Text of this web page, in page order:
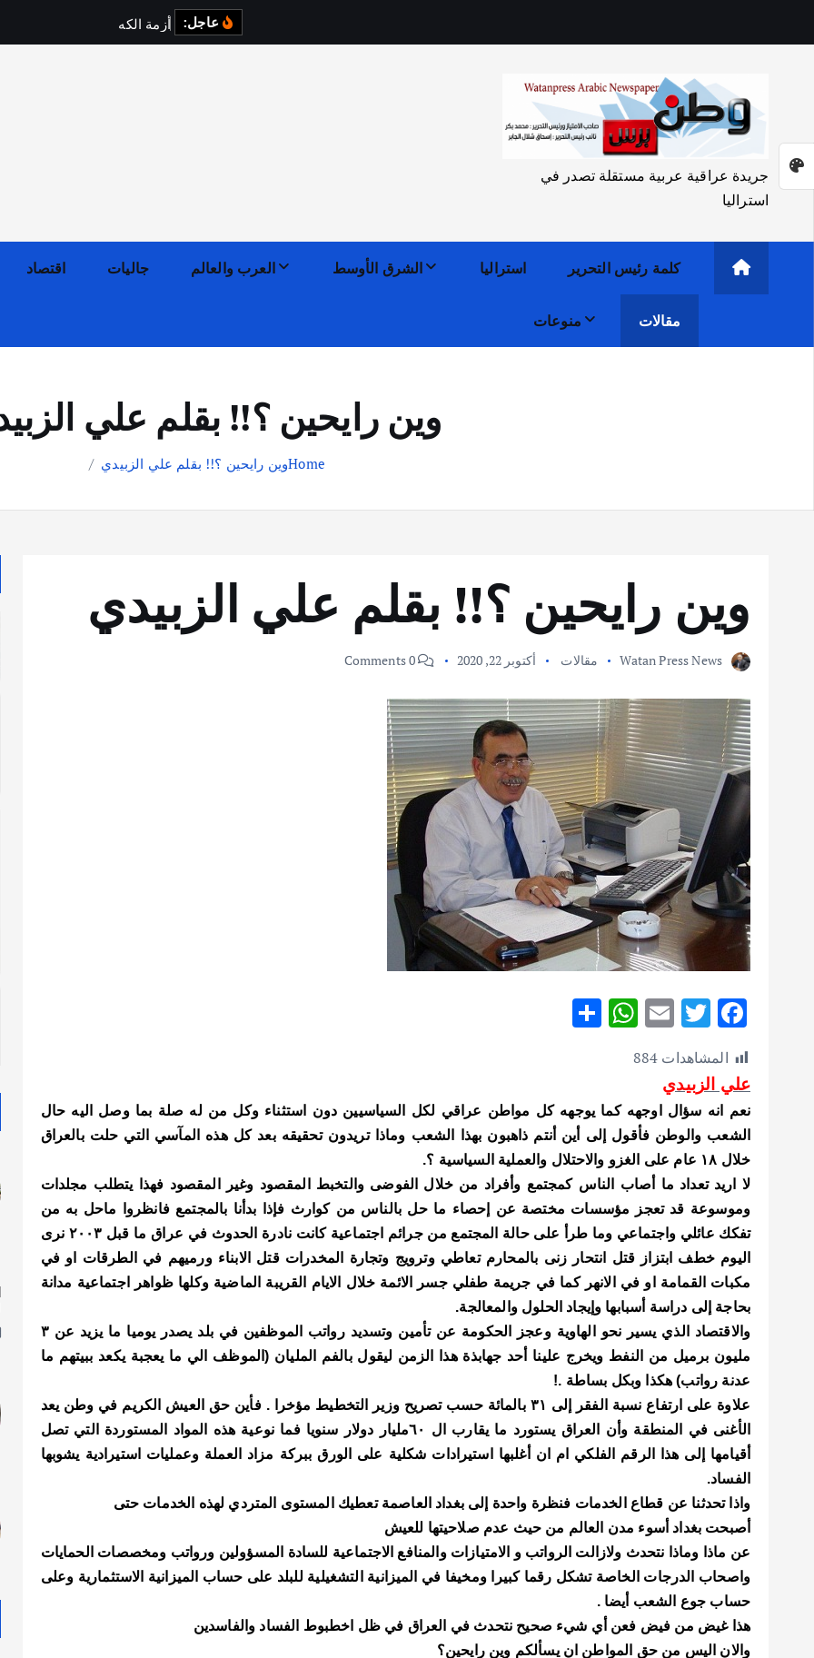
عاجل: أزمة ا كه رباء في
جريدة عراقية عربية مستقلة تصدر في
استراليا
كلمة رئيس التحرير استراليا الشرق الأوسط العرب والعالم جاليات اقتصاد
مقالات منوعات
وين رايحين ؟!! بقلم علي
Homeوين رايحين ؟!! بقلم علي الزبيدي
وين رايحين ؟!! بقلم علي الزبيدي
Watan Press News مقالات أكتوبر 22, 2020 0 Comments
F
ac
e
b
o
o
k
T
w
it
te
r
E
ai
l
W
s
A
p
p
e
المشاهدات 884
علي الزبيدي
نعم انه سؤال اوجهه كما يوجهه كل مواطن عراقي لكل السياسيين دون استثناء وكل من له صلة بما وصل اليه حال
الشعب والوطن فأقول إلى أين أنتم ذاهبون بهذا الشعب وماذا تريدون تحقيقه بعد كل هذه المآسي التي حلت بالعراق
خلال ١٨ عام على الغزو والاحتلال والعملية السياسية ؟.
لا اريد تعداد ما أصاب الناس كمجتمع وأفراد من خلال الفوضى والتخبط المقصود وغير المقصود فهذا يتطلب مجلدات
وموسوعة قد تعجز مؤسسات مختصة عن إحصاء ما حل بالناس من كوارث فإذا بدأنا بالمجتمع فانظروا ماحل به من
تفكك عائلي واجتماعي وما طرأ على حالة المجتمع من جرائم اجتماعية كانت نادرة الحدوث في عراق ما قبل ٢٠٠٣ نرى
اليوم خطف ابتزاز قتل انتحار زنى بالمحارم تعاطي وترويج وتجارة المخدرات قتل الابناء ورميهم في الطرقات او في
مكبات القمامة او في الانهر كما في جريمة طفلي جسر الائمة خلال الايام القريبة الماضية وكلها ظواهر اجتماعية مدانة
بحاجة إلى دراسة أسبابها وإيجاد الحلول والمعالجة.
والاقتصاد الذي يسير نحو الهاوية وعجز الحكومة عن تأمين وتسديد رواتب الموظفين في بلد يصدر يوميا ما يزيد عن ٣
مليون برميل من النفط ويخرج علينا أحد جهابذة هذا الزمن ليقول بالفم المليان (الموظف الي ما يعجبة يكعد ببيتهم ما
عدنة رواتب) هكذا وبكل بساطة .!
علاوة على ارتفاع نسبة الفقر إلى ٣١ بالمائة حسب تصريح وزير التخطيط مؤخرا . فأين حق العيش الكريم في وطن يعد
الأغنى في المنطقة وأن العراق يستورد ما يقارب ال ٦٠مليار دولار سنويا فما نوعية هذه المواد المستوردة التي تصل
أقيامها إلى هذا الرقم الفلكي ام ان أغلبها استيرادات شكلية على الورق ببركة مزاد العملة وعمليات استيرادية يشوبها
الفساد.
واذا تحدثنا عن قطاع الخدمات فنظرة واحدة إلى بغداد العاصمة تعطيك المستوى المتردي لهذه الخدمات حتى
أصبحت بغداد أسوء مدن العالم من حيث عدم صلاحيتها للعيش
عن ماذا وماذا نتحدث ولازالت الرواتب و الامتيازات والمنافع الاجتماعية للسادة المسؤولين ورواتب ومخصصات الحمايات
واصحاب الدرجات الخاصة تشكل رقما كبيرا ومخيفا في الميزانية التشغيلية للبلد على حساب الميزانية الاستثمارية وعلى
حساب جوع الشعب أيضا .
هذا غيض من فيض فعن أي شيء صحيح نتحدث في العراق في ظل اخطبوط الفساد والفاسدين
والان اليس من حق المواطن ان يسألكم وين رايحين؟